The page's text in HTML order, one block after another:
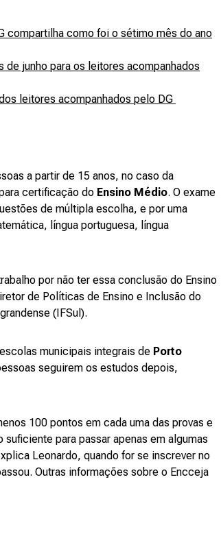
compartilha como foi o sétimo mês do ano
junho para os leitores acompanhados
leitores acompanhados pelo DG
a partir de 15 anos, no caso da
certificação do Ensino Médio. O exame
de múltipla escolha, e por uma
língua portuguesa, língua
por não ter essa conclusão do Ensino
de Políticas de Ensino e Inclusão do
(IFSul).
municipais integrais de Porto
seguirem os estudos depois,
100 pontos em cada uma das provas e
para passar apenas em algumas
Leonardo, quando for se inscrever no
Outras informações sobre o Encceja